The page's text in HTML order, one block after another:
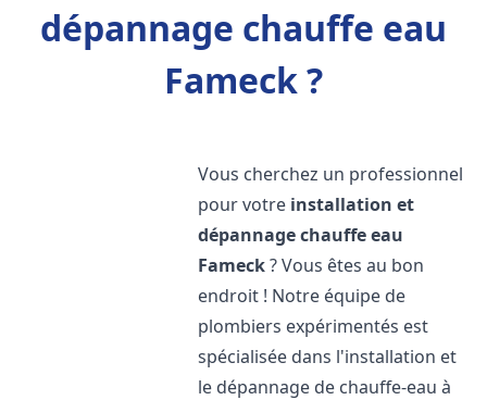
dépannage chauffe eau
Fameck ?
Vous cherchez un professionnel
pour votre installation et
dépannage chauffe eau
Fameck? Vous êtes au bon
endroit ! Notre équipe de
plombiers expérimentés est
spécialisée dans l'installation et
le dépannage de chauffe-eau à